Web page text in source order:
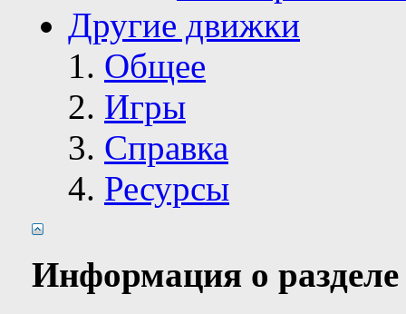
Другие движки
Общее
Игры
Справка
Ресурсы
Информация о